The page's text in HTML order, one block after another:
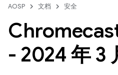
AOSP 文档 安全
- 2024 年 3